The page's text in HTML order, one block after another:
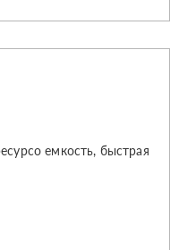
емкость, быстрая